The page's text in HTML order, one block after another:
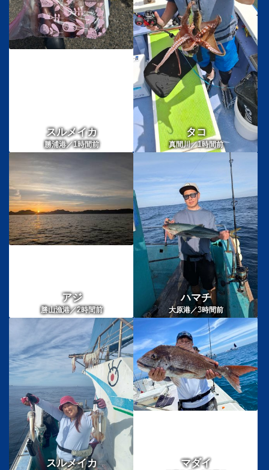
スルメイカ
勝浦港／1時間前
タコ
真間川／1時間前
アジ
勝山漁港／2時間前
ハマチ
大原港／3時間前
スルメイカ マダイ